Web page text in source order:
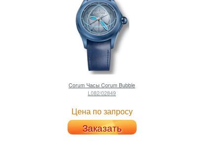
Corum Часы Corum Bubble
L082/02849
Цена по запросу
Заказать